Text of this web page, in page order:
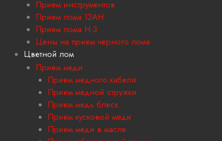
Прием инструментов
Прием лома 12АН
Прием лома H-3
Цены на прием черного лома
Цветной лом
Прием меди
Прием медного кабеля
Прием медной стружки
Прием медь блеск
Прием кусковой меди
Прием меди в масле